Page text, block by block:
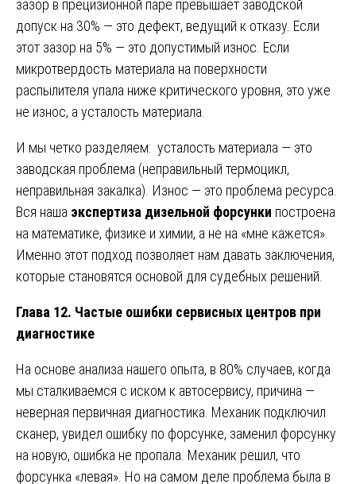
зазор в прецизионной паре превышает заводской
допуск на 30% — это дефект, ведущий к отказу. Если
этот зазор на 5% — это допустимый износ. Если
микротвердость материала на поверхности
распылителя упала ниже критического уровня, это уже
не износ, а усталость материала.
И мы четко разделяем: усталость материала — это
заводская проблема (неправильный термоцикл,
неправильная закалка). Износ — это проблема ресурса.
Вся наша экспертиза дизельной форсунки построена
на математике, физике и химии, а не на «мне кажется».
Именно этот подход позволяет нам давать заключения,
которые становятся основой для судебных решений.
Глава 12. Частые ошибки сервисных центров при
диагностике
На основе анализа нашего опыта, в 80% случаев, когда
мы сталкиваемся с иском к автосервису, причина —
неверная первичная диагностика. Механик подключил
сканер, увидел ошибку по форсунке, заменил форсунку
на новую, ошибка не пропала. Механик решил, что
форсунка «левая». Но на самом деле проблема была в